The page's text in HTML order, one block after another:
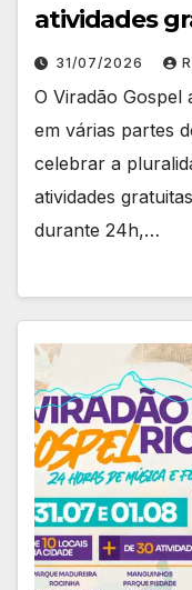
atividades
31/07/2026
O Viradão Gospel
em várias partes
celebrar a
atividades
durante 24h,…